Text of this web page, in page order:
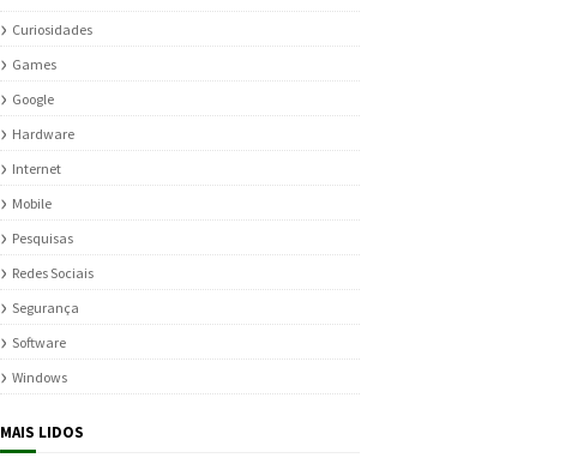
Curiosidades
Games
Google
Hardware
Internet
Mobile
Pesquisas
Redes Sociais
Segurança
Software
Windows
MAIS LIDOS